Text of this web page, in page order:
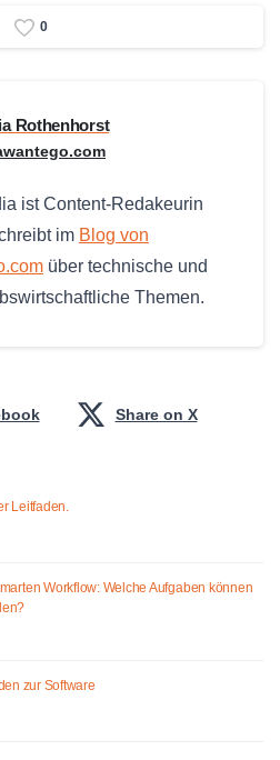
0
Rothenhorst
ist Content-Redakeurin
im Blog von
über technische und
Themen.
Share on X
Leitfaden.
Workflow: Welche Aufgaben können
zur Software